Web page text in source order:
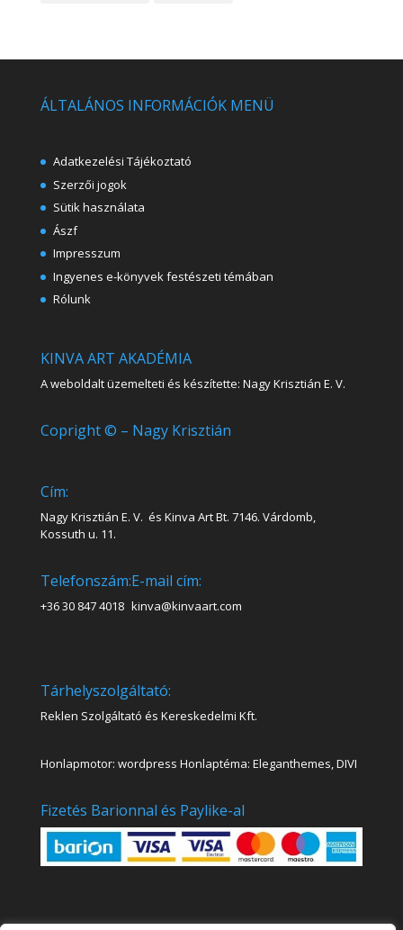
ÁLTALÁNOS INFORMÁCIÓK MENÜ
Adatkezelési Tájékoztató
Szerzői jogok
Sütik használata
Ászf
Impresszum
Ingyenes e-könyvek festészeti témában
Rólunk
KINVA ART AKADÉMIA
A weboldalt üzemelteti és készítette: Nagy Krisztián E. V.
Copright © – Nagy Krisztián
Cím:
Nagy Krisztián E. V. és Kinva Art Bt. 7146. Várdomb,
Kossuth u. 11.
Telefonszám:
+36 30 847 4018
E-mail cím:
kinva@kinvaart.com
Tárhelyszolgáltató:
Reklen Szolgáltató és Kereskedelmi Kft.
Honlapmotor: wordpress Honlaptéma: Eleganthemes, DIVI
Fizetés Barionnal és Paylike-al